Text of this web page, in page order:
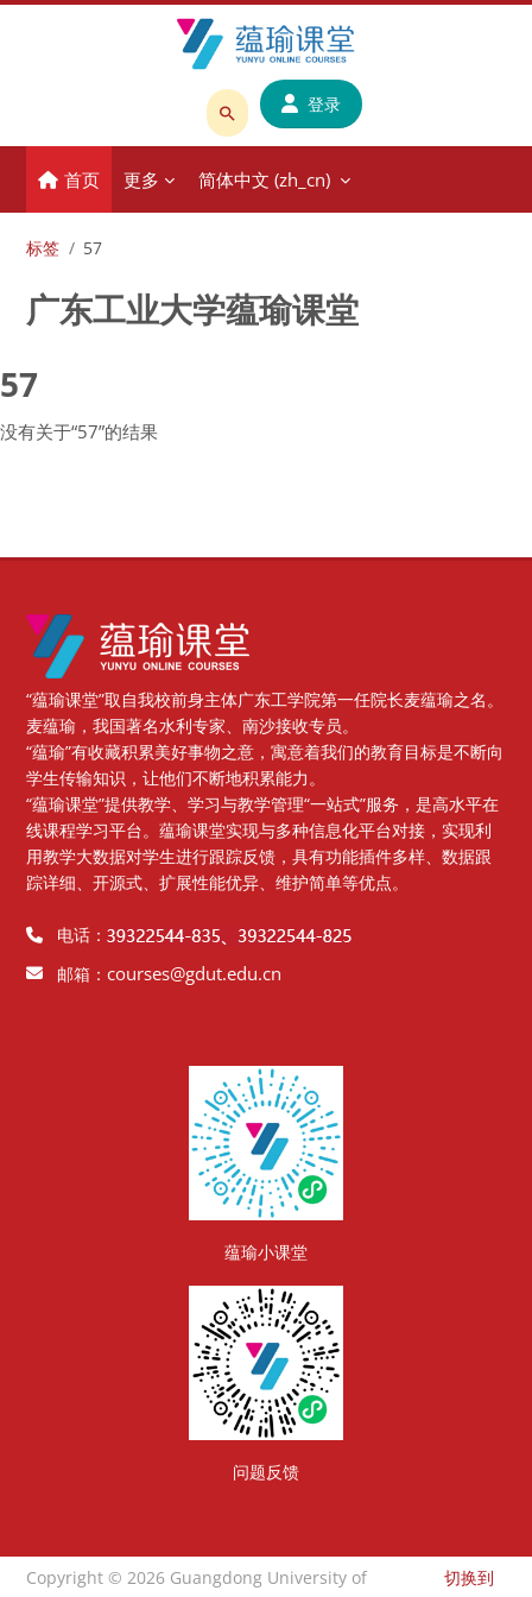
搜
课
程
师
登录
首页 更多 简体中文 ‎(zh_cn)‎
标签 57
广东工业大学蕴瑜课堂
57
没有关于“57”的结果
版块
“蕴瑜课堂”取自我校前身主体广东工学院第一任院长麦蕴瑜之名。
麦蕴瑜，我国著名水利专家、南沙接收专员。
“蕴瑜”有收藏积累美好事物之意，寓意着我们的教育目标是不断向
学生传输知识，让他们不断地积累能力。
“蕴瑜课堂”提供教学、学习与教学管理“一站式”服务，是高水平在
线课程学习平台。蕴瑜课堂实现与多种信息化平台对接，实现利
用教学大数据对学生进行跟踪反馈，具有功能插件多样、数据跟
踪详细、开源式、扩展性能优异、维护简单等优点。
电话：
邮箱：courses@gdut.edu.cn
蕴瑜小课堂
问题反馈
Copyright © 2026 Guangdong University of
切换到